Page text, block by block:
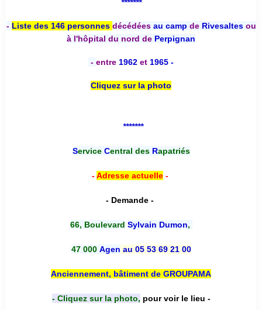
*******
- Liste des 146 personnes décédées au camp deRivesaltesou
à l'hôpital du nord de Perpignan
- entre 1962 et 1965 -
Cliquez sur la photo
*******
Service Central desRapatriés
-Adresse actuelle-
- Demande -
66, Boulevard Sylvain Dumon,
47 000 Agen au 05 53 69 21 00
Anciennement, bâtiment de GROUPAMA
- Cliquez sur la photo, pour voir le lieu -